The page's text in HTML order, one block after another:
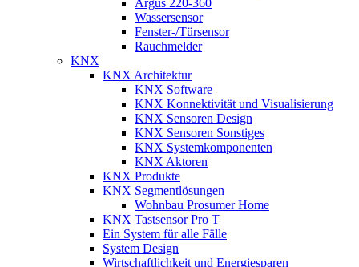
Wassersensor
Fenster-/Türsensor
Rauchmelder
KNX
KNX Architektur
KNX Software
KNX Konnektivität und Visualisierung
KNX Sensoren Design
KNX Sensoren Sonstiges
KNX Systemkomponenten
KNX Aktoren
KNX Produkte
KNX Segmentlösungen
Wohnbau Prosumer Home
KNX Tastsensor Pro T
Ein System für alle Fälle
System Design
Wirtschaftlichkeit und Energiesparen